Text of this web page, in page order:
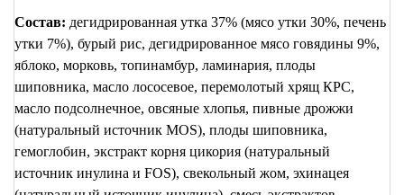
Состав: дегидрированная утка 37% (мясо утки 30%, печень
утки 7%), бурый рис, дегидрированное мясо говядины 9%,
яблоко, морковь, топинамбур, ламинария, плоды
шиповника, масло лососевое, перемолотый хрящ КРС,
масло подсолнечное, овсяные хлопья, пивные дрожжи
(натуральный источник MOS), плоды шиповника,
гемоглобин, экстракт корня цикория (натуральный
источник инулина и FOS), свекольный жом, эхинацея